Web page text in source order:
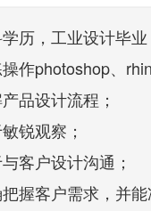
历，工业设计毕业
作photoshop、
品设计流程；
锐观察；
客户设计沟通；
握客户需求，并能